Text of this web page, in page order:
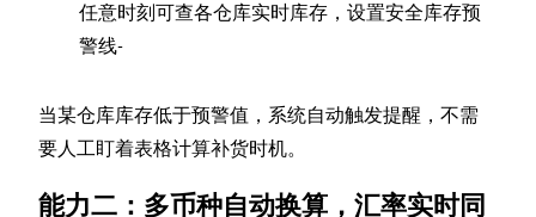
任意时刻可查各仓库实时库存，设置安全库存预
警线-
当某仓库库存低于预警值，系统自动触发提醒，不需
要人工盯着表格计算补货时机。
能力二：多币种自动换算，汇率实时同